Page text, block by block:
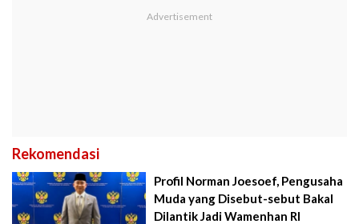
Rekomendasi
Profil Norman Joesoef, Pengusaha
Muda yang Disebut-sebut Bakal
Dilantik Jadi Wamenhan RI